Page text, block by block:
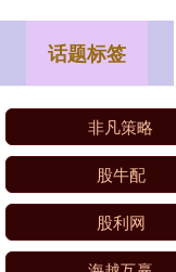
话题标签
非凡策略
股牛配
股利网